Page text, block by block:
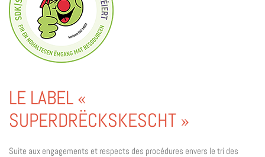
LE LABEL «
SUPERDRËCKSKESCHT »
Suite aux engagements et respects des procédures envers le tri des